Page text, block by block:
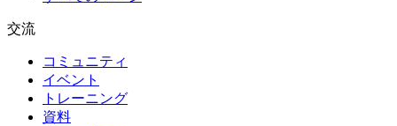
交流
コミュニティ
イベント
トレーニング
資料